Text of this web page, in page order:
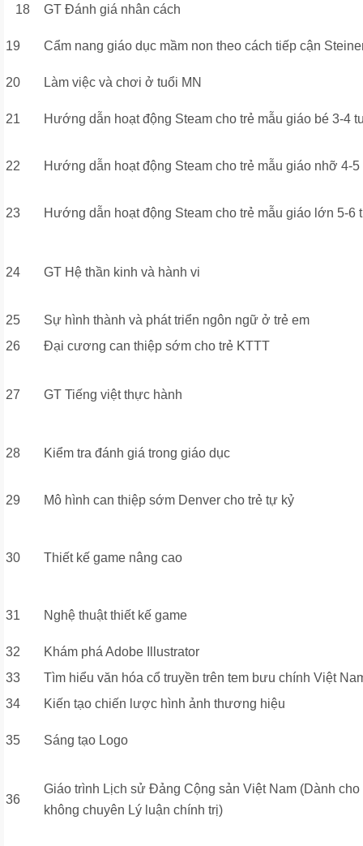
18 GT Đánh giá nhân cách
19 Cẩm nang giáo dục mầm non theo cách tiếp cận
20 Làm việc và chơi ở tuổi MN
21 Hướng dẫn hoạt động Steam cho trẻ mẫu giáo bé 3-4
22 Hướng dẫn hoạt động Steam cho trẻ mẫu giáo nhỡ 4-5
23 Hướng dẫn hoạt động Steam cho trẻ mẫu giáo lớn 5-6
24 GT Hệ thần kinh và hành vi
25
Sự hình thành và phát triển ngôn ngữ ở trẻ em
26
Đại cương can thiệp sớm cho trẻ KTTT
27 GT Tiếng việt thực hành
28 Kiểm tra đánh giá trong giáo dục
29 Mô hình can thiệp sớm Denver cho trẻ tự kỷ
30 Thiết kế game nâng cao
31 Nghệ thuật thiết kế game
32
Khám phá Adobe Illustrator
33
Tìm hiểu văn hóa cổ truyền trên tem bưu chính Việt
34
Kiến tạo chiến lược hình ảnh thương hiệu
35 Sáng tạo Logo
36
Giáo trình Lịch sử Đảng Cộng sản Việt Nam (Dành cho
không chuyên Lý luận chính trị)